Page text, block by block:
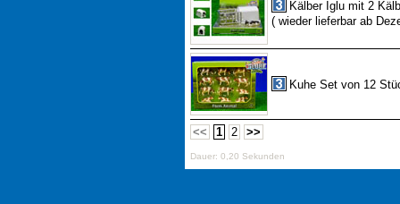
Kälber Iglu mit 2
( wieder lieferbar ab
Kuhe Set von 12
<< 1 2 >>
Dauer: 0,20 Sekunden